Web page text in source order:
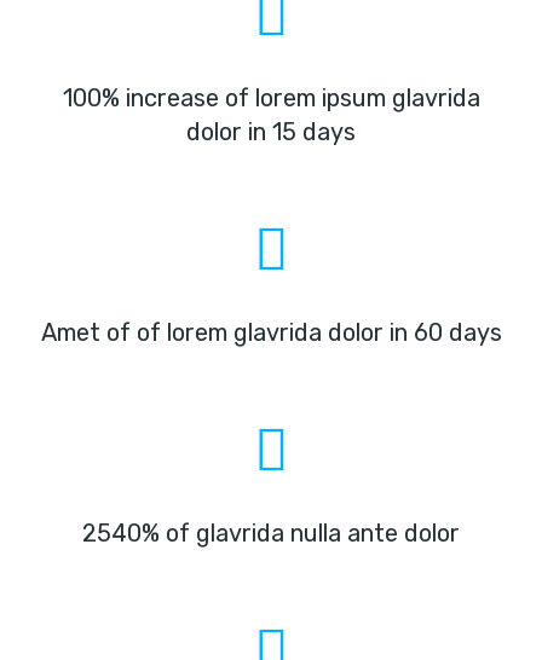
100% increase of lorem ipsum glavrida
dolor in 15 days
Amet of of lorem glavrida dolor in 60 days
2540% of glavrida nulla ante dolor